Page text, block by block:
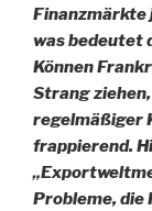
Finanzmärkte
was bedeutet
Können
Strang
regelmäßiger
frappierend.
Probleme, die